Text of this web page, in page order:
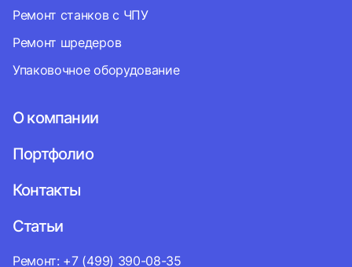
Ремонт станков с ЧПУ
Ремонт шредеров
Упаковочное оборудование
О компании
Портфолио
Контакты
Статьи
Ремонт: +7 (499) 390-08-35